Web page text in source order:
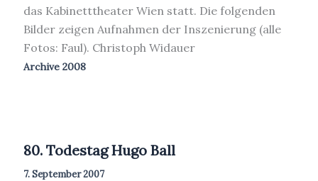
das Kabinetttheater Wien statt. Die folgenden
Bilder zeigen Aufnahmen der Inszenierung (alle
Fotos: Faul). Christoph Widauer
Archive 2008
80. Todestag Hugo Ball
7. September 2007